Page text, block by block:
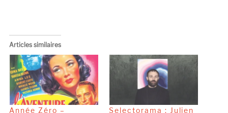
Articles similaires
Année Zéro –
Selectorama : Julien